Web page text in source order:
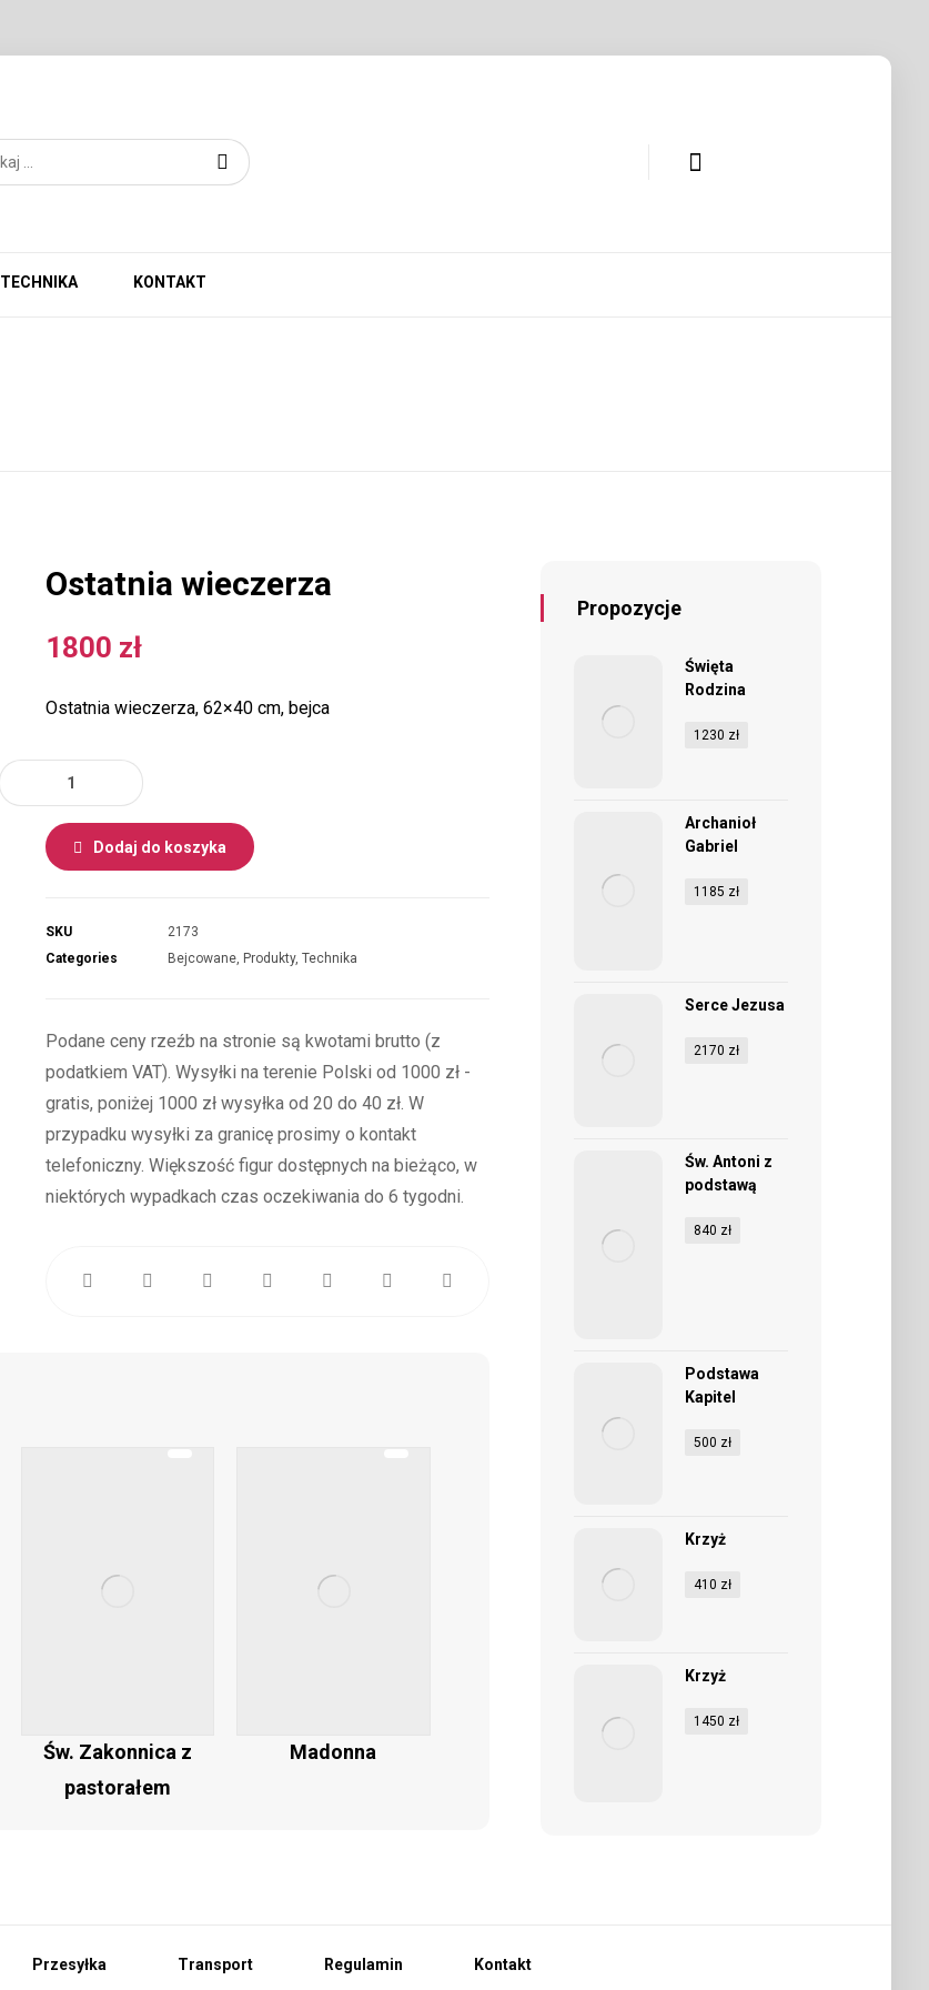
TECHNIKA KONTAKT
Ostatnia wieczerza
1800 zł
Ostatnia wieczerza, 62×40 cm, bejca
Dodaj do koszyka
SKU
2173
Categories
Bejcowane, Produkty,Technika
Podane ceny rzeźb na stronie są kwotami brutto (z
podatkiem VAT). Wysyłki na terenie Polski od 1000 zł -
gratis, poniżej 1000 zł wysyłka od 20 do 40 zł. W
przypadku wysyłki za granicę prosimy o kontakt
telefoniczny. Większość figur dostępnych na bieżąco, w
niektórych wypadkach czas oczekiwania do 6 tygodni.
Św. Zakonnica z
pastorałem
Madonna
Propozycje
Święta
Rodzina
1230 zł
Archanioł
Gabriel
1185 zł
Serce Jezusa
2170 zł
Św. Antoni z
podstawą
840 zł
Podstawa
Kapitel
500 zł
Krzyż
410 zł
Krzyż
1450 zł
Przesyłka Transport Regulamin Kontakt